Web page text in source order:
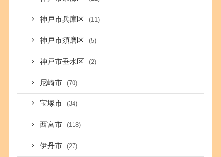
神戸市兵庫区 (11)
神戸市須磨区 (5)
神戸市垂水区 (2)
尼崎市 (70)
宝塚市 (34)
西宮市 (118)
伊丹市 (27)